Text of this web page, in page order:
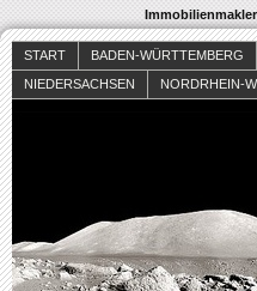
START BADEN-WÜRTTEMBERG
NIEDERSACHSEN
NORDRHEIN-